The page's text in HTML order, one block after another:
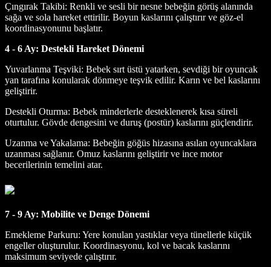
Çıngırak Takibi: Renkli ve sesli bir nesne bebeğin görüş alanında
sağa ve sola hareket ettirilir. Boyun kaslarını çalıştırır ve göz-el
koordinasyonunu başlatır.
4 - 6 Ay: Destekli Hareket Dönemi
Yuvarlanma Teşviki: Bebek sırt üstü yatarken, sevdiği bir oyuncak
yan tarafına konularak dönmeye teşvik edilir. Karın ve bel kaslarını
geliştirir.
Destekli Oturma: Bebek minderlerle desteklenerek kısa süreli
oturtulur. Gövde dengesini ve duruş (postür) kaslarını güçlendirir.
Uzanma ve Yakalama: Bebeğin göğüs hizasına asılan oyuncaklara
uzanması sağlanır. Omuz kaslarını geliştirir ve ince motor
becerilerinin temelini atar.
7 - 9 Ay: Mobilite ve Denge Dönemi
Emekleme Parkuru: Yere konulan yastıklar veya tünellerle küçük
engeller oluşturulur. Koordinasyonu, kol ve bacak kaslarını
maksimum seviyede çalıştırır.